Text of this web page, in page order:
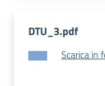
DTU_3.pdf
Scarica in